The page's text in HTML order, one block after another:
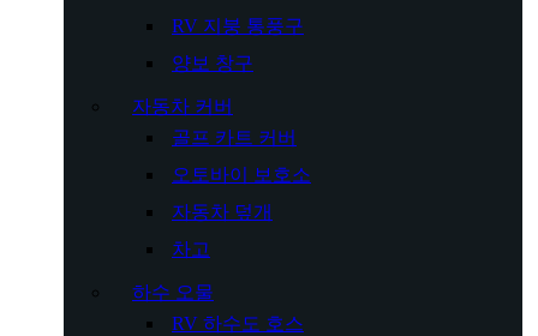
RV 지붕 통풍구
양보 창구
자동차 커버
골프 카트 커버
오토바이 보호소
자동차 덮개
차고
하수 오물
RV 하수도 호스